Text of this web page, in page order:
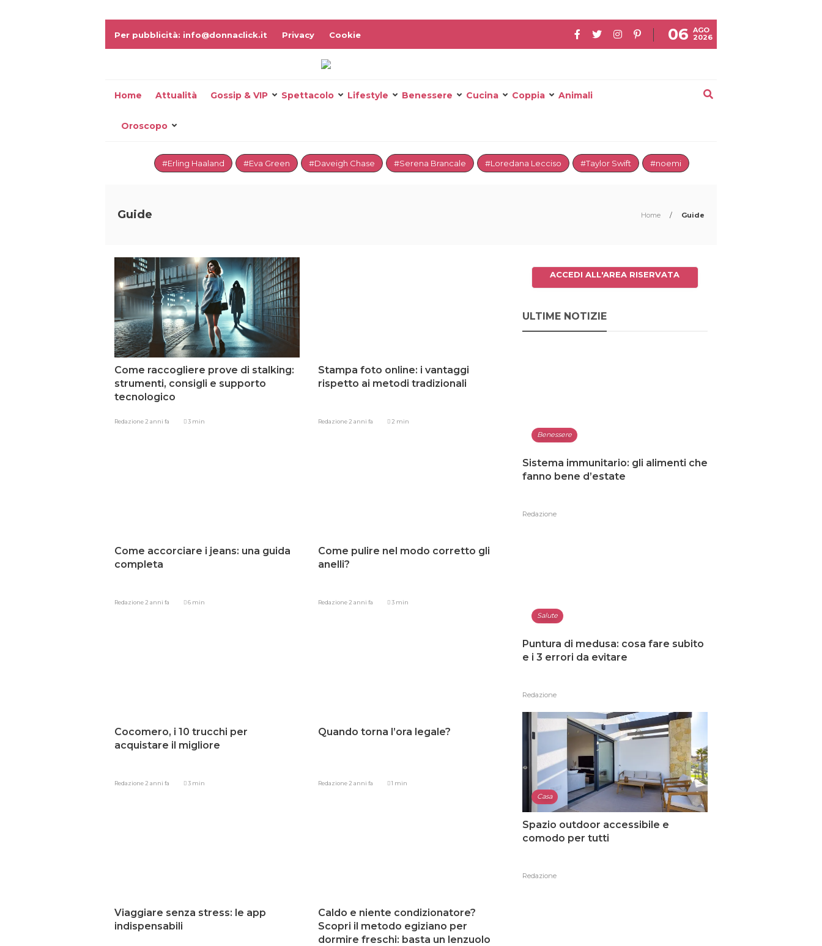
Per pubblicità: info@donnaclick.it Privacy Cookie 06 AGO
2026
Home Attualità Gossip & VIP Spettacolo Lifestyle Benessere Cucina Coppia Animali
Oroscopo
#Erling Haaland #Eva Green #Daveigh Chase #Serena Brancale #Loredana Lecciso #Taylor Swift #noemi
Guide Home / Guide
Come raccogliere prove di stalking:
strumenti, consigli e supporto
tecnologico
Redazione 2 anni fa 3 min
Stampa foto online: i vantaggi
rispetto ai metodi tradizionali
Redazione 2 anni fa 2 min
Come accorciare i jeans: una guida
completa
Redazione 2 anni fa 6 min
Come pulire nel modo corretto gli
anelli?
Redazione 2 anni fa 3 min
Cocomero, i 10 trucchi per
acquistare il migliore
Redazione 2 anni fa 3 min
Quando torna l’ora legale?
Redazione 2 anni fa 1 min
Viaggiare senza stress: le app
indispensabili
Caldo e niente condizionatore?
Scopri il metodo egiziano per
dormire freschi: basta un lenzuolo
ACCEDI ALL'AREA RISERVATA
ULTIME NOTIZIE
Benessere
Sistema immunitario: gli alimenti che
fanno bene d’estate
Redazione
Salute
Puntura di medusa: cosa fare subito
e i 3 errori da evitare
Redazione
Casa
Spazio outdoor accessibile e
comodo per tutti
Redazione